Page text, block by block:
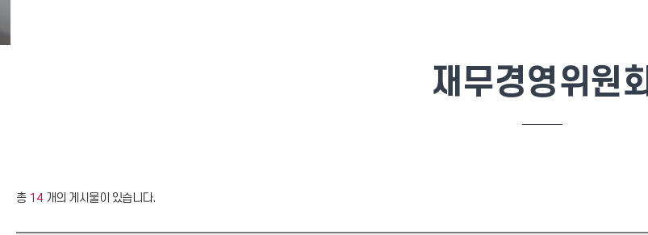
재무경영위원회
총 14 개의 게시물이 있습니다.